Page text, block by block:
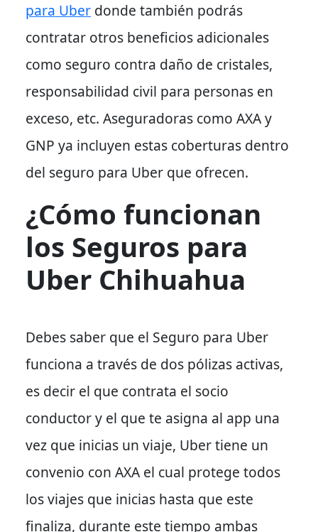
para Uber donde también podrás
contratar otros beneficios adicionales
como seguro contra daño de cristales,
responsabilidad civil para personas en
exceso, etc. Aseguradoras como AXA y
GNP ya incluyen estas coberturas dentro
del seguro para Uber que ofrecen.
¿Cómo funcionan
los Seguros para
Uber Chihuahua
Debes saber que el Seguro para Uber
funciona a través de dos pólizas activas,
es decir el que contrata el socio
conductor y el que te asigna al app una
vez que inicias un viaje, Uber tiene un
convenio con AXA el cual protege todos
los viajes que inicias hasta que este
finaliza, durante este tiempo ambas